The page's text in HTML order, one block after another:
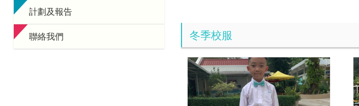
冬季校服
計劃及報告
聯絡我們